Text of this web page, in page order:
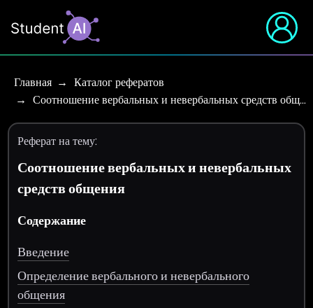
Главная
Каталог рефератов
Соотношение вербальных и невербальных средств общ…
Реферат на тему:
Соотношение вербальных и невербальных
средств общения
Содержание
Введение
Определение вербального и невербального
общения